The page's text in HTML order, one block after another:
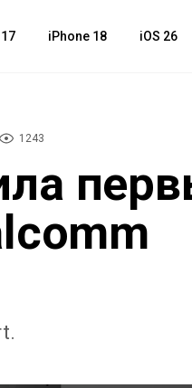
iPhone 18 iOS 26
1243